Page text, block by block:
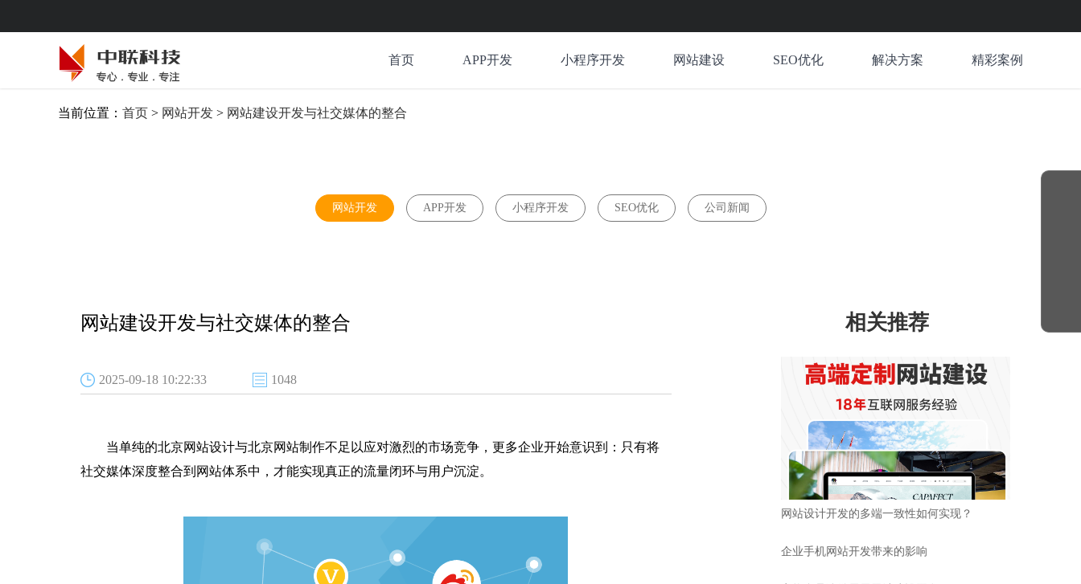
首页 APP开发 小程序开发 网站建设 SEO优化 解决方案 精彩案例
当前位置： 首页 > 网站开发 > 网站建设开发与社交媒体的整合
网站开发 APP开发 小程序开发 SEO优化 公司新闻
网站建设开发与社交媒体的整合
2025-09-18 10:22:33 1048
当单纯的北京网站设计与北京网站制作不足以应对激烈的市场竞争，更多企业开始意识到：只有将
社交媒体深度整合到网站体系中，才能实现真正的流量闭环与用户沉淀。
相关推荐
网站设计开发的多端一致性如何实现？
企业手机网站开发带来的影响